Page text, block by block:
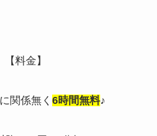
【料金】
関係無く 6時間無料♪